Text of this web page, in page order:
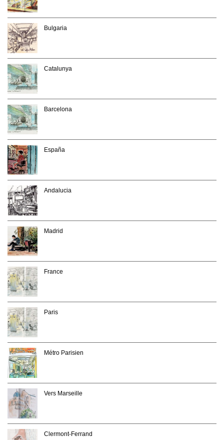
Bulgaria
Catalunya
Barcelona
España
Andalucia
Madrid
France
Paris
Métro Parisien
Vers Marseille
Clermont-Ferrand